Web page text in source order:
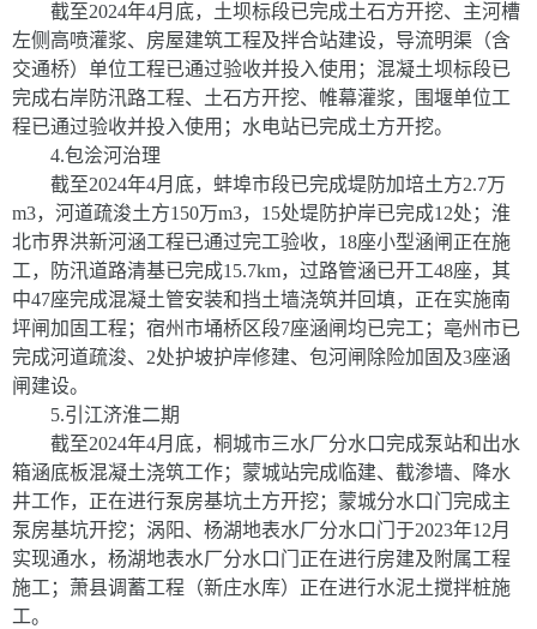
截至2024年4月底，土坝标段已完成土石方开挖、主河槽
左侧高喷灌浆、房屋建筑工程及拌合站建设，导流明渠（含
交通桥）单位工程已通过验收并投入使用；混凝土坝标段已
完成右岸防汛路工程、土石方开挖、帷幕灌浆，围堰单位工
程已通过验收并投入使用；水电站已完成土方开挖。
4.包浍河治理
截至2024年4月底，蚌埠市段已完成堤防加培土方2.7万
m3，河道疏浚土方150万m3， 15处堤防护岸已完成12处；淮
北市界洪新河涵工程已通过完工验收， 18座小型涵闸正在施
工，防汛道路清基已完成15.7km，过路管涵已开工48座，其
中47座完成混凝土管安装和挡土墙浇筑并回填，正在实施南
坪闸加固工程；宿州市埇桥区段7座涵闸均已完工；亳州市已
完成河道疏浚、 2处护坡护岸修建、包河闸除险加固及3座涵
闸建设。
5.引江济淮二期
截至2024年4月底，桐城市三水厂分水口完成泵站和出水
箱涵底板混凝土浇筑工作；蒙城站完成临建、截渗墙、降水
井工作，正在进行泵房基坑土方开挖；蒙城分水口门完成主
泵房基坑开挖；涡阳、杨湖地表水厂分水口门于2023年12月
实现通水，杨湖地表水厂分水口门正在进行房建及附属工程
施工；萧县调蓄工程（新庄水库）正在进行水泥土搅拌桩施
工。